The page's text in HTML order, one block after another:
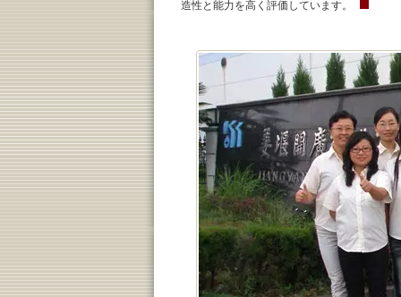
造性と能力を高く評価しています。